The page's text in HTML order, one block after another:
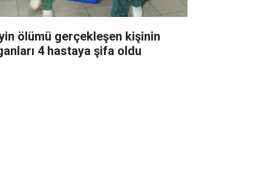
ölümü gerçekleşen kişinin
4 hastaya şifa oldu